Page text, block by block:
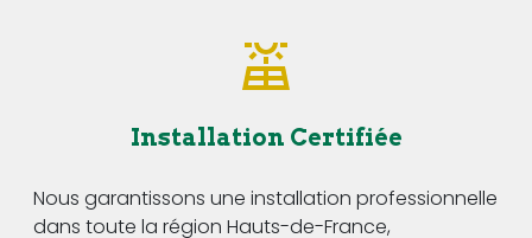
Installation Certifiée
Nous garantissons une installation professionnelle
dans toute la région Hauts-de-France,